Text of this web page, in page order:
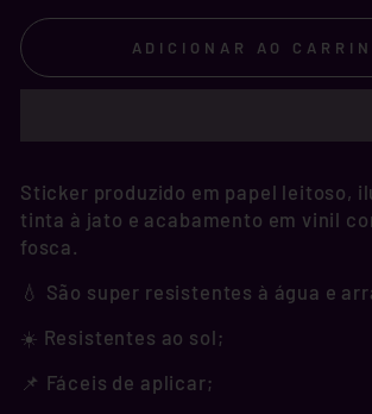
ADICIONAR AO
Sticker produzido em papel leitoso,
tinta à jato e acabamento em vinil
fosca.
💧 São super resistentes à água e
☀️ Resistentes ao sol;
📌 Fáceis de aplicar;